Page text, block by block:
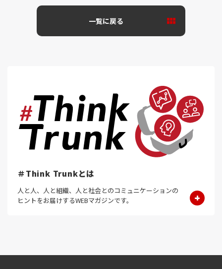
一覧に戻る
＃Think Trunkとは
人と人、人と組織、人と社会とのコミュニケーションの
ヒントをお届けするWEBマガジンです。